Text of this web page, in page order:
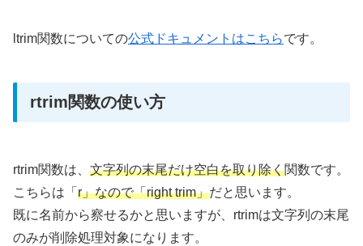
ltrim関数についての公式ドキュメントはこちらです。
rtrim関数の使い方
rtrim関数は、 文字列の末尾だけ空白を取り除く関数です。
こちらは「 r」なので「right trim」だと思います。
既に名前から察せるかと思いますが、rtrimは文字列の末尾
のみが削除処理対象になります。